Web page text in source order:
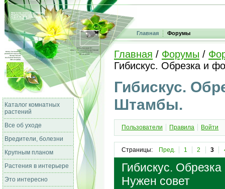
Главная Форумы
Каталог комнатных
растений
Все об уходе
Вредители, болезни
Крупным планом
Растения в интерьере
Это интересно
Главная / Форумы /
Гибискус. Обрезка и
Гибискус.
Штамбы.
Пользователи Правила Войти
Страницы: Пред. 1 2 3
Гибискус.
Нужен совет